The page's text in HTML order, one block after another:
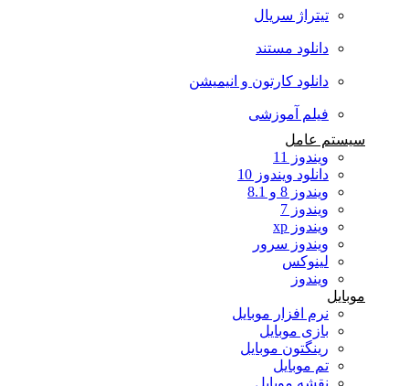
تیتراژ سریال
دانلود مستند
دانلود کارتون و انیمیشن
فیلم آموزشی
سیستم عامل
ویندوز 11
دانلود ویندوز 10
ویندوز 8 و 8.1
ویندوز 7
ویندوز xp
ویندوز سرور
لینوکس
ویندوز
موبایل
نرم افزار موبایل
بازی موبایل
رینگتون موبایل
تم موبایل
نقشه موبایل